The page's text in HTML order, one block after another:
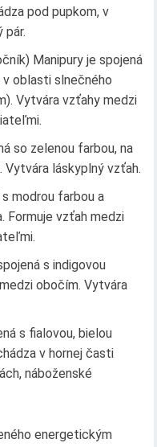
pod pupkom, v
pár.
Manipury je spojená
oblasti slnečného
Vytvára vzťahy medzi
so zelenou farbou, na
láskyplný vzťah.
s modrou farbou a
Formuje vzťah medzi
s indigovou
obočím. Vytvára
s fialovou, bielou
v hornej časti
náboženské
energetickým